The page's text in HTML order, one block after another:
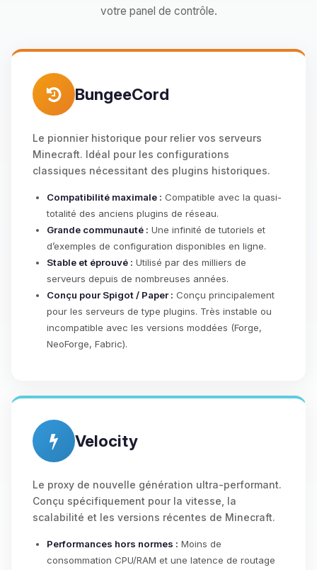
votre panel de contrôle.
BungeeCord
Le pionnier historique pour relier vos serveurs
Minecraft. Idéal pour les configurations
classiques nécessitant des plugins historiques.
Compatibilité maximale : Compatible avec la quasi-
totalité des anciens plugins de réseau.
Grande communauté : Une infinité de tutoriels et
d’exemples de configuration disponibles en ligne.
Stable et éprouvé : Utilisé par des milliers de
serveurs depuis de nombreuses années.
Conçu pour Spigot / Paper : Conçu principalement
pour les serveurs de type plugins. Très instable ou
incompatible avec les versions moddées (Forge,
NeoForge, Fabric).
Velocity
Le proxy de nouvelle génération ultra-performant.
Conçu spécifiquement pour la vitesse, la
scalabilité et les versions récentes de Minecraft.
Performances hors normes : Moins de
consommation CPU/RAM et une latence de routage